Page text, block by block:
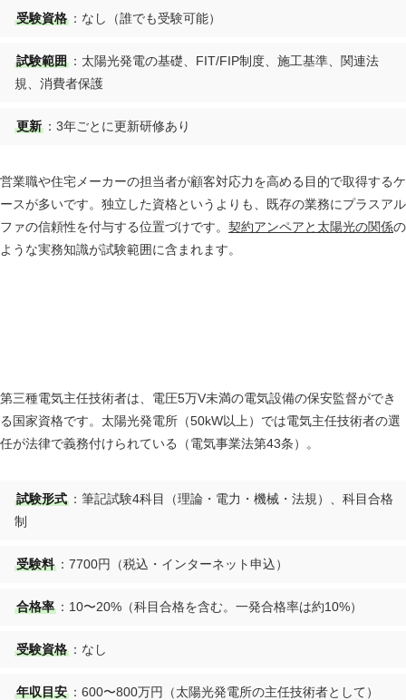
受験資格 ：なし（誰でも受験可能）
試験範囲 ：太陽光発電の基礎、FIT/FIP制度、施工基準、関連法
規、消費者保護
更新 ：3年ごとに更新研修あり
営業職や住宅メーカーの担当者が顧客対応力を高める目的で取得するケ
ースが多いです。独立した資格というよりも、既存の業務にプラスアル
ファの信頼性を付与する位置づけです。 契約アンペアと太陽光の関係の
ような実務知識が試験範囲に含まれます。
第三種電気主任技術者は、電圧5万V未満の電気設備の保安監督ができ
る国家資格です。太陽光発電所（50kW以上）では電気主任技術者の選
任が法律で義務付けられている（電気事業法第43条）。
試験形式 ：筆記試験4科目（理論・電力・機械・法規）、科目合格
制
受験料 ：7700円（税込・インターネット申込）
合格率 ：10〜20%（科目合格を含む。一発合格率は約10%）
受験資格 ：なし
年収目安 ：600〜800万円（太陽光発電所の主任技術者として）